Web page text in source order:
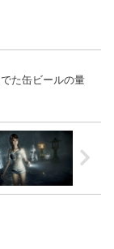
た缶ビールの量